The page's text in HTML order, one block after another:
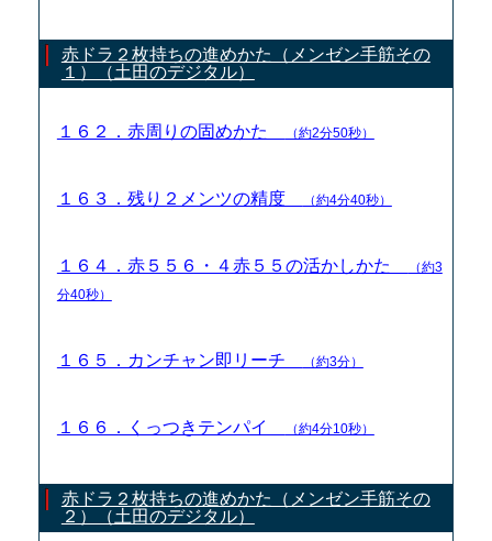
赤ドラ２枚持ちの進めかた（メンゼン手筋その
１）（土田のデジタル）
１６２．赤周りの固めかた （約2分50秒）
１６３．残り２メンツの精度 （約4分40秒）
１６４．赤５５６・４赤５５の活かしかた
（約3
分40秒）
１６５．カンチャン即リーチ （約3分）
１６６．くっつきテンパイ （約4分10秒）
赤ドラ２枚持ちの進めかた（メンゼン手筋その
２）（土田のデジタル）